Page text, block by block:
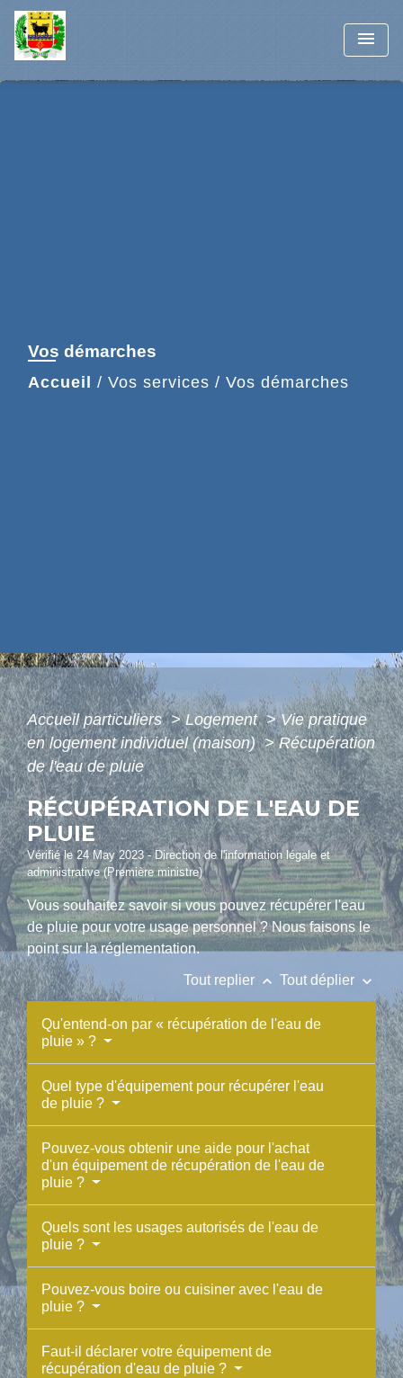
menu
Vos démarches
Accueil / Vos services / Vos démarches
Accueil particuliers> Logement> Vie pratique
en logement individuel (maison)> Récupération
de l'eau de pluie
RÉCUPÉRATION DE L'EAU DE
PLUIE
Vérifié le 24 May 2023 - Direction de l'information légale et
administrative (Première ministre)
Vous souhaitez savoir si vous pouvez récupérer l'eau
de pluie pour votre usage personnel ? Nous faisons le
point sur la réglementation.
Tout replier keyboard_arrow_up Tout déplier keyboard_arrow_down
Qu'entend-on par « récupération de l'eau de
pluie » ?
Quel type d'équipement pour récupérer l'eau
de pluie ?
Pouvez-vous obtenir une aide pour l'achat
d'un équipement de récupération de l'eau de
pluie ?
Quels sont les usages autorisés de l'eau de
pluie ?
Pouvez-vous boire ou cuisiner avec l'eau de
pluie ?
Faut-il déclarer votre équipement de
récupération d'eau de pluie ?